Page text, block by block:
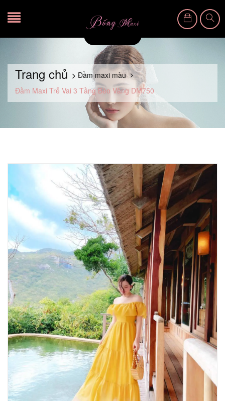
Trang chủ
Đầm maxi màu
Đầm Maxi Trễ Vai 3 Tầng Bèo Vàng DM750